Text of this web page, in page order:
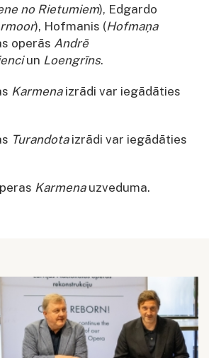
no Rietumiem), Edgardo
), Hofmanis (Hofmaņa
operās Andrē
un Loengrīns.
Karmena izrādi var iegādāties
Turandota izrādi var iegādāties
Karmena uzveduma.